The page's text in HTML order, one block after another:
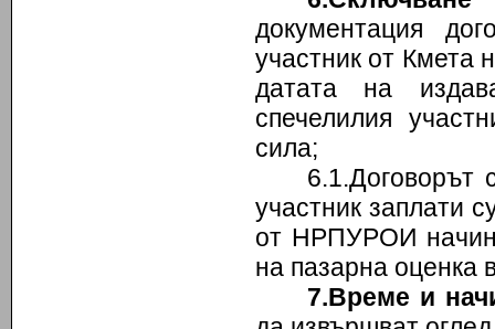
документация
участник от Кмета
датата на
спечелилия
сила;
6.1.Договорът
участник заплати
от НРПУРОИ начин,
на пазарна оценка
7.Време и